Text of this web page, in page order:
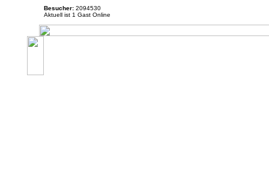
Besucher:2094530
Aktuell ist 1 Gast Online